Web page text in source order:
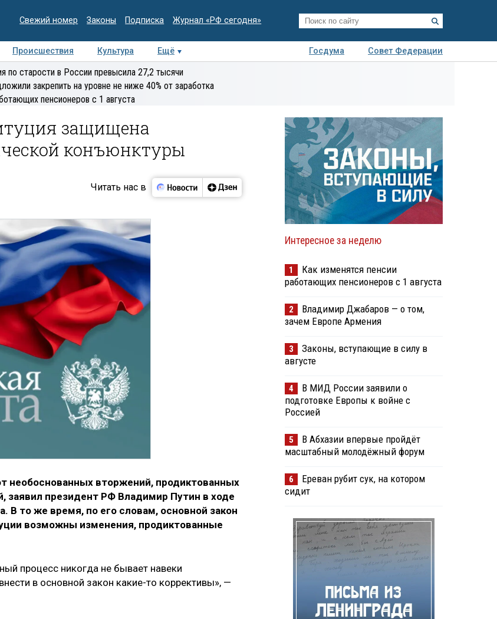
Свежий номер Законы Подписка Журнал «РФ сегодня»
Происшествия Культура Ещё Госдума
Совет Федерации
Интервью Колумнисты
по старости в России превысила 27,2 тысячи
закрепить на уровне не ниже 40% от заработка
пенсионеров с 1 августа
защищена
конъюнктуры
Читать нас в
необоснованных вторжений, продиктованных
заявил президент РФ Владимир Путин в ходе
В то же время, по его словам, основной закон
возможны изменения, продиктованные
процесс никогда не бывает навеки
в основной закон какие-то коррективы», —
Интересное за неделю
1
Как изменятся пенсии
работающих пенсионеров с 1 августа
2
Владимир Джабаров — о том,
зачем Европе Армения
3
Законы, вступающие в силу в
августе
4
В МИД России заявили о
подготовке Европы к войне с
Россией
5
В Абхазии впервые пройдёт
масштабный молодёжный форум
6
Ереван рубит сук, на котором
сидит